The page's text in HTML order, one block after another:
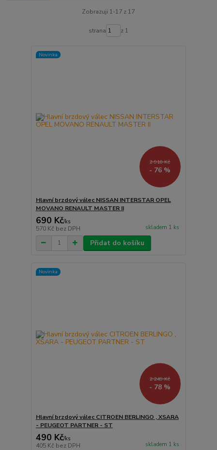
Zobrazuji 1-17 z 17
strana z 1
Novinka
2 910 Kč
- 76 %
Hlavní brzdový válec NISSAN INTERSTAR OPEL
MOVANO RENAULT MASTER II
690 Kč/ks
570 Kč bez DPH skladem 1 ks
Přidat do košíku
Novinka
2 249 Kč
- 78 %
Hlavní brzdový válec CITROEN BERLINGO , XSARA
- PEUGEOT PARTNER - ST
490 Kč/ks
405 Kč bez DPH skladem 1 ks